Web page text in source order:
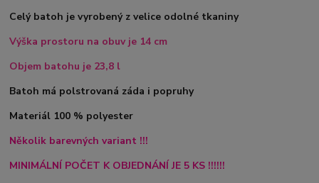
Celý batoh je vyrobený z velice odolné tkaniny
Výška prostoru na obuv je 14 cm
Objem batohu je 23,8 l
Batoh má polstrovaná záda i popruhy
Materiál 100 % polyester
Několik barevných variant !!!
MINIMÁLNÍ POČET K OBJEDNÁNÍ JE 5 KS !!!!!!